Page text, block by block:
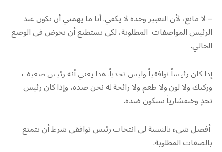
– لا مانع، لأن التعبير وحده لا يكفي. أنا ما يهمني أن تكون عند
الرئيس المواصفات المطلوبة، لكي يستطيع أن يخوض في الوضع
الحالي.
إذا كان رئيساً توافقياً وليس تحدياً. هذا يعني أنه رئيس ضعيف
وركيك ولا لون ولا طعم ولا رائحة له نحن ضده، وإذا كان رئيس
تحدٍ وخنفشارياً سنكون ضده.
أفضل شيء بالنسبة لي انتخاب رئيس توافقي شرط أن يتمتع
بالصفات المطلوبة.